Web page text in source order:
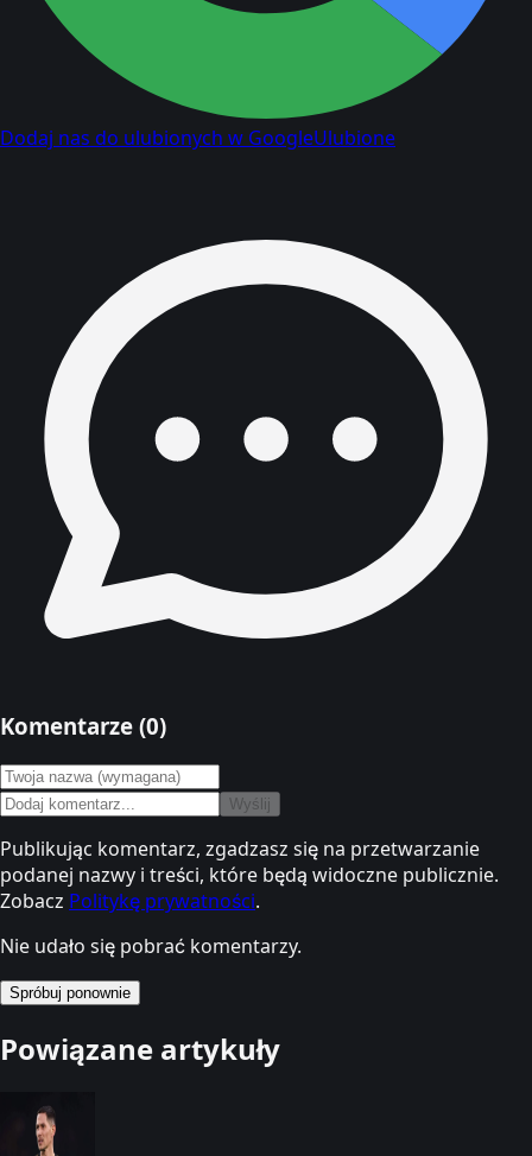
Dodaj nas do ulubionych w GoogleUlubione
Komentarze (0)
Wyślij
Publikując komentarz, zgadzasz się na przetwarzanie
podanej nazwy i treści, które będą widoczne publicznie.
Zobacz Politykę prywatności.
Nie udało się pobrać komentarzy.
Spróbuj ponownie
Powiązane artykuły